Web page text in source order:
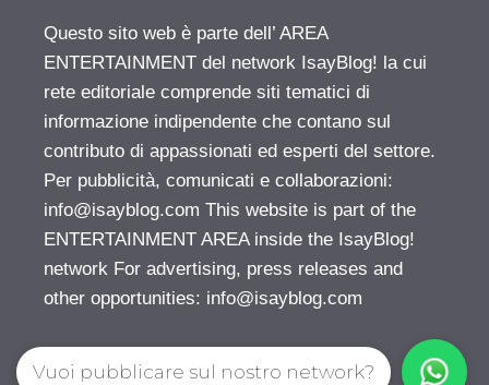
Questo sito web è parte dell’ AREA
ENTERTAINMENT del network IsayBlog! la cui
rete editoriale comprende siti tematici di
informazione indipendente che contano sul
contributo di appassionati ed esperti del settore.
Per pubblicità, comunicati e collaborazioni:
info@isayblog.com This website is part of the
ENTERTAINMENT AREA inside the IsayBlog!
network For advertising, press releases and
other opportunities: info@isayblog.com
Vuoi pubblicare sul nostro network?